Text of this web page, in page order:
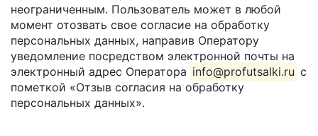
неограниченным. Пользователь может в любой
момент отозвать свое согласие на обработку
персональных данных, направив Оператору
уведомление посредством электронной почты на
электронный адрес Оператора info@profutsalki.ru с
пометкой «Отзыв согласия на обработку
персональных данных».